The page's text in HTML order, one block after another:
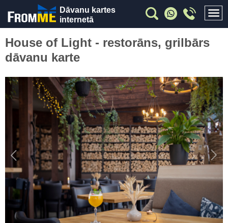
Dāvanu kartes
internetā
House of Light - restorāns, grilbārs
dāvanu karte
Previous